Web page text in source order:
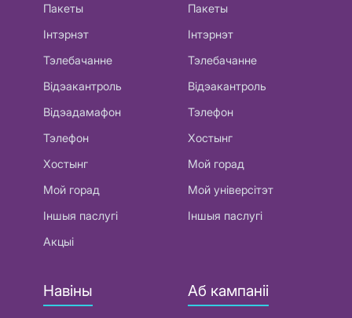
Пакеты
Інтэрнэт
Тэлебачанне
Відэакантроль
Відэадамафон
Тэлефон
Хостынг
Мой горад
Іншыя паслугі
Акцыі
Пакеты
Інтэрнэт
Тэлебачанне
Відэакантроль
Тэлефон
Хостынг
Мой горад
Мой універсітэт
Іншыя паслугі
Навіны Аб кампаніі